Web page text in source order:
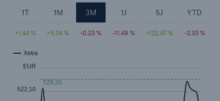
Lösungen
Sachdeckung durch einen leistungsfähigen